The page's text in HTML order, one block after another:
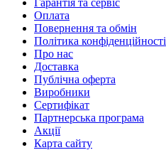
Оплата
Повернення та обмін
Політика конфіденційності
Про нас
Доставка
Публічна оферта
Виробники
Сертифікат
Партнерська програма
Акції
Карта сайту